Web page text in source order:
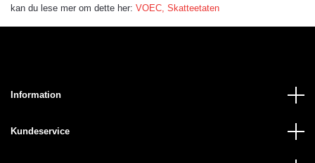
kan du lese mer om dette her: VOEC, Skatteetaten
Information
Kundeservice